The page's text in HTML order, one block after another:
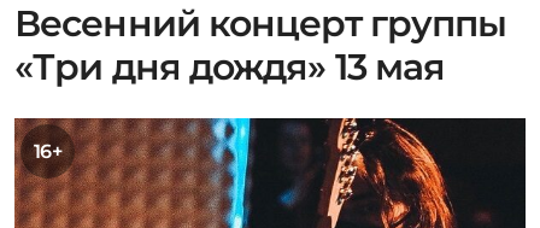
Весенний концерт группы
«Три дня дождя» 13 мая
16+